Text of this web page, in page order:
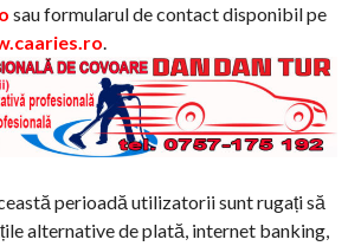
sau formularul de contact disponibil pe
.
perioadă utilizatorii sunt rugați să
alternative de plată, internet banking,